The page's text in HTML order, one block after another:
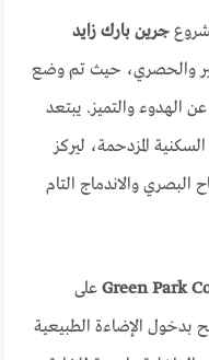
جرين بارك زايد
والحصري، حيث تم وضع
الهدوء والتميز. يبتعد
المزدحمة، ليركز
البصري والاندماج التام
Green Park على
بدخول الإضاءة الطبيعية